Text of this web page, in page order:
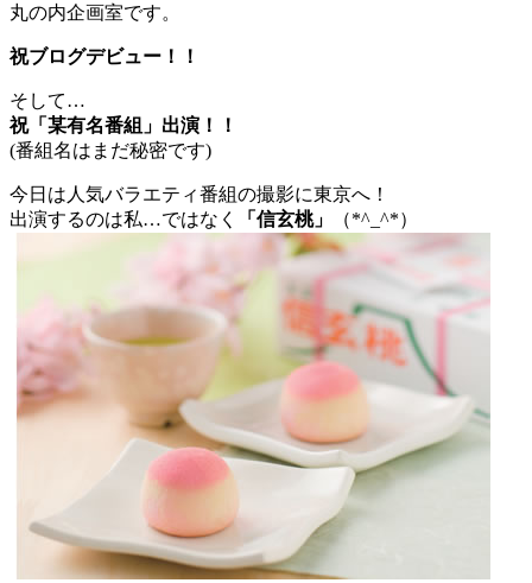
丸の内企画室です。
祝ブログデビュー！！
そして…
祝「某有名番組」出演！！
(番組名はまだ秘密です)
今日は人気バラエティ番組の撮影に東京へ！
出演するのは私…ではなく
「信玄桃」 （*^_^*）